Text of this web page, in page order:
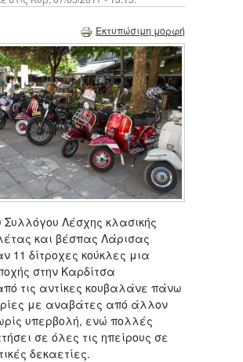
Εκτυπώσιμη μορφή
Λέσχης κλασικής
και βέσπας Λάρισας
11 δίτροχες κούκλες μια
στην Καρδίτσα
τις αντίκες κουβαλάνε πάνω
με αναβάτες από άλλον
υπερβολή, ενώ πολλές
σε όλες τις ηπείρους σε
δεκαετίες.